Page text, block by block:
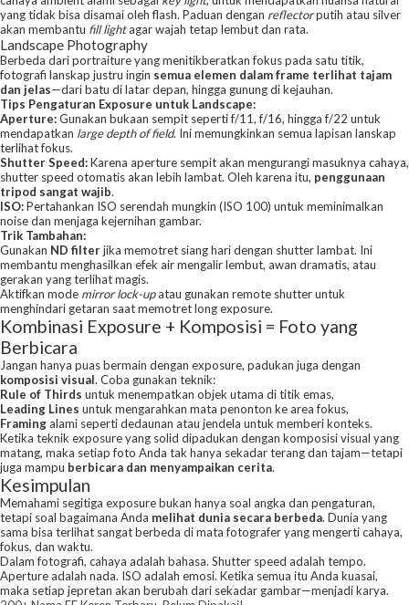
yang tidak bisa disamai oleh flash. Paduan dengan reflectorputih atau silver
akan membantu fill lightagar wajah tetap lembut dan rata.
Landscape Photography
Berbeda dari portraiture yang menitikberatkan fokus pada satu titik,
fotografi lanskap justru ingin semua elemen dalam frame terlihat tajam
dan jelas—dari batu di latar depan, hingga gunung di kejauhan.
Tips Pengaturan Exposure untuk Landscape:
Aperture:Gunakan bukaan sempit seperti f/11, f/16, hingga f/22 untuk
mendapatkan large depth of field. Ini memungkinkan semua lapisan lanskap
terlihat fokus.
Shutter Speed:Karena aperture sempit akan mengurangi masuknya cahaya,
shutter speed otomatis akan lebih lambat. Oleh karena itu, penggunaan
tripod sangat wajib.
ISO:Pertahankan ISO serendah mungkin (ISO 100) untuk meminimalkan
noise dan menjaga kejernihan gambar.
Trik Tambahan:
Gunakan ND filterjika memotret siang hari dengan shutter lambat. Ini
membantu menghasilkan efek air mengalir lembut, awan dramatis, atau
gerakan yang terlihat magis.
Aktifkan mode mirror lock-upatau gunakan remote shutter untuk
menghindari getaran saat memotret long exposure.
Kombinasi Exposure + Komposisi = Foto yang
Berbicara
Jangan hanya puas bermain dengan exposure, padukan juga dengan
komposisi visual. Coba gunakan teknik:
Rule of Thirds untuk menempatkan objek utama di titik emas,
Leading Lines untuk mengarahkan mata penonton ke area fokus,
Framingalami seperti dedaunan atau jendela untuk memberi konteks.
Ketika teknik exposure yang solid dipadukan dengan komposisi visual yang
matang, maka setiap foto Anda tak hanya sekadar terang dan tajam—tetapi
juga mampu berbicara dan menyampaikan cerita.
Kesimpulan
Memahami segitiga exposure bukan hanya soal angka dan pengaturan,
tetapi soal bagaimana Anda melihat dunia secara berbeda. Dunia yang
sama bisa terlihat sangat berbeda di mata fotografer yang mengerti cahaya,
fokus, dan waktu.
Dalam fotografi, cahaya adalah bahasa. Shutter speed adalah tempo.
Aperture adalah nada. ISO adalah emosi. Ketika semua itu Anda kuasai,
maka setiap jepretan akan berubah dari sekadar gambar—menjadi karya.